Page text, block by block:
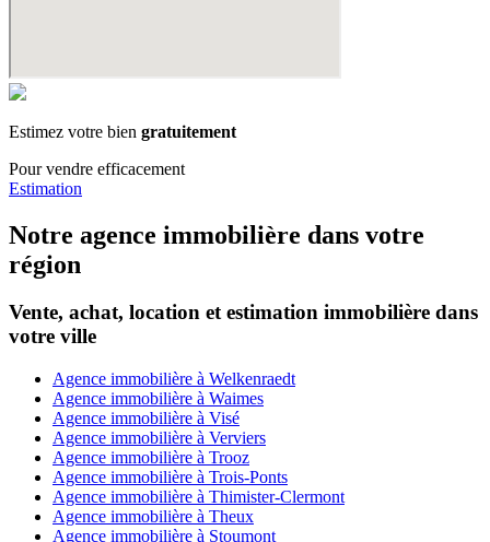
Estimez votre bien gratuitement
Pour vendre efficacement
Estimation
Notre agence immobilière dans votre
région
Vente, achat, location et estimation immobilière dans
votre ville
Agence immobilière à Welkenraedt
Agence immobilière à Waimes
Agence immobilière à Visé
Agence immobilière à Verviers
Agence immobilière à Trooz
Agence immobilière à Trois-Ponts
Agence immobilière à Thimister-Clermont
Agence immobilière à Theux
Agence immobilière à Stoumont